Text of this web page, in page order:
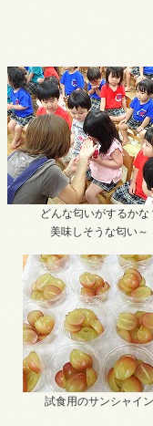
どんな匂いがするかな
美味しそうな匂い～
試食用のサンシャイ